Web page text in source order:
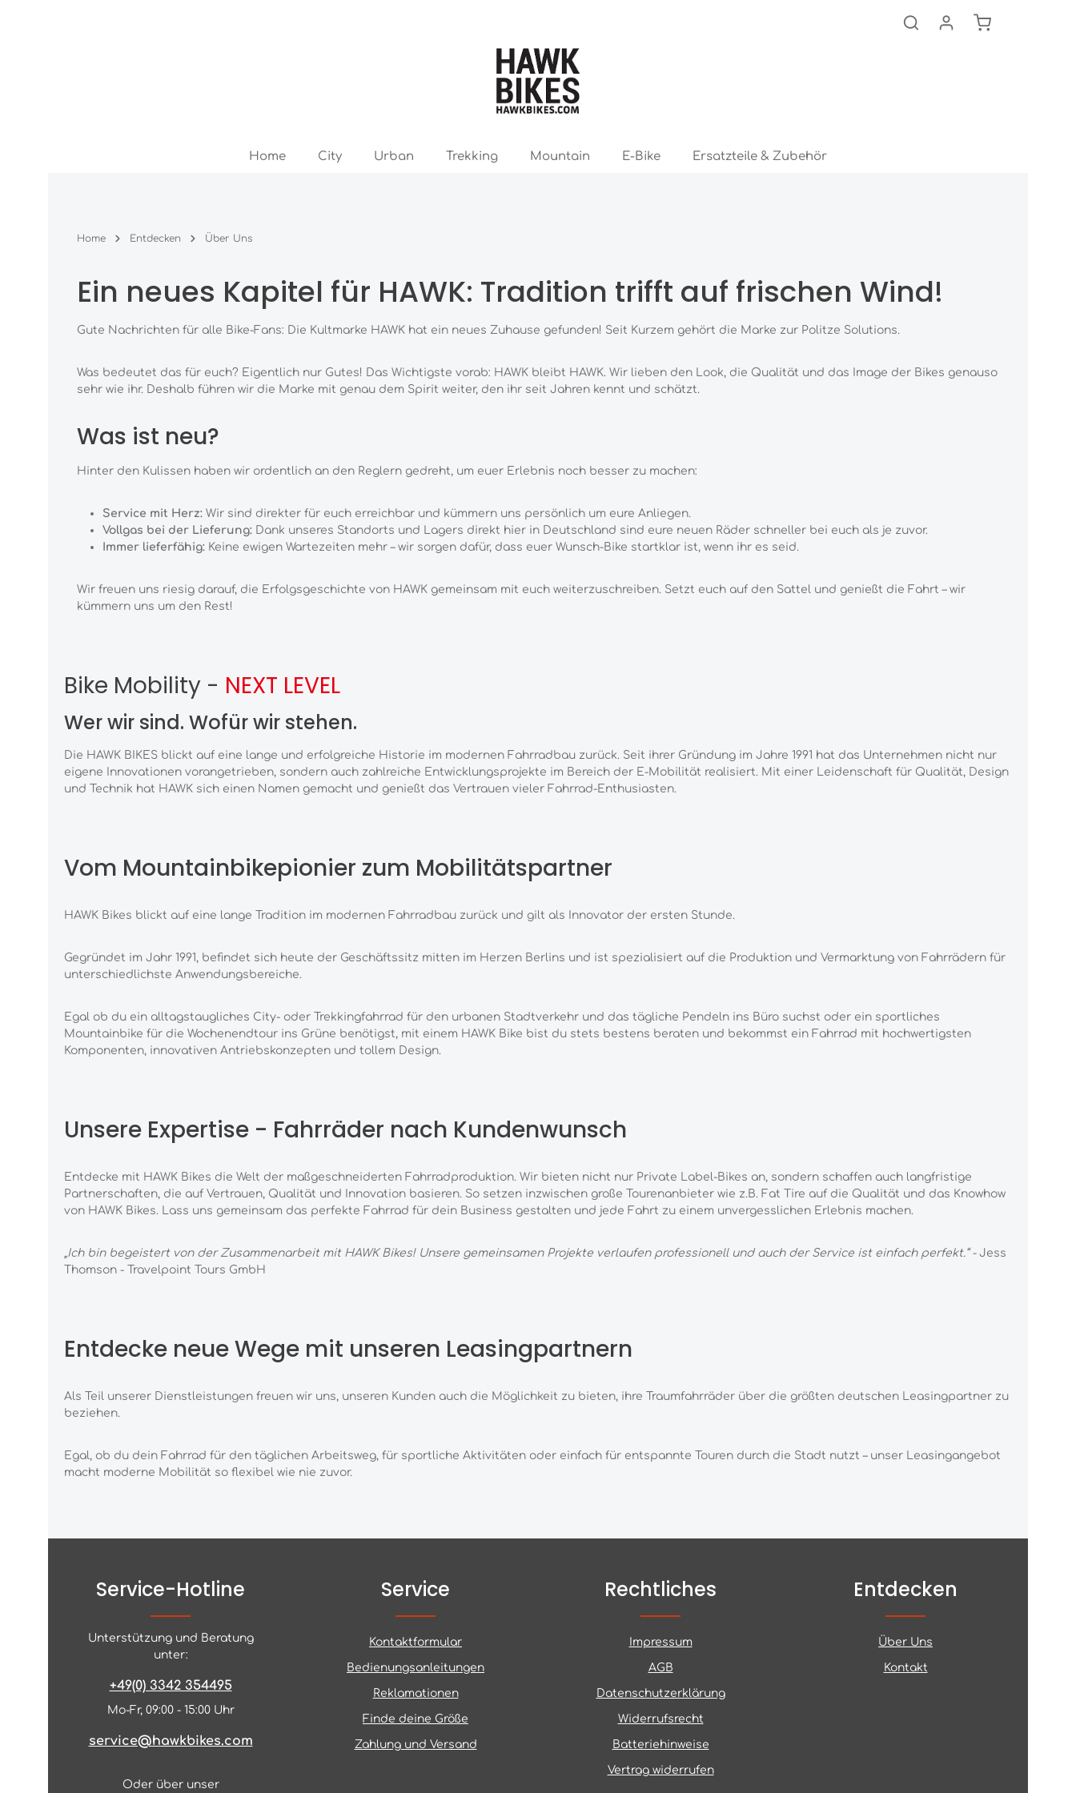
Warenkorb
Home City Urban Trekking Mountain E-Bike Ersatzteile & Zubehör
Home Entdecken Über Uns
Ein neues Kapitel für HAWK: Tradition trifft auf frischen Wind!
Gute Nachrichten für alle Bike-Fans: Die Kultmarke HAWK hat ein neues Zuhause gefunden! Seit Kurzem gehört die Marke zur Politze Solutions.
Was bedeutet das für euch? Eigentlich nur Gutes! Das Wichtigste vorab: HAWK bleibt HAWK. Wir lieben den Look, die Qualität und das Image der Bikes genauso
sehr wie ihr. Deshalb führen wir die Marke mit genau dem Spirit weiter, den ihr seit Jahren kennt und schätzt.
Was ist neu?
Hinter den Kulissen haben wir ordentlich an den Reglern gedreht, um euer Erlebnis noch besser zu machen:
Service mit Herz: Wir sind direkter für euch erreichbar und kümmern uns persönlich um eure Anliegen.
Vollgas bei der Lieferung: Dank unseres Standorts und Lagers direkt hier in Deutschland sind eure neuen Räder schneller bei euch als je zuvor.
Immer lieferfähig: Keine ewigen Wartezeiten mehr – wir sorgen dafür, dass euer Wunsch-Bike startklar ist, wenn ihr es seid.
Wir freuen uns riesig darauf, die Erfolgsgeschichte von HAWK gemeinsam mit euch weiterzuschreiben. Setzt euch auf den Sattel und genießt die Fahrt – wir
kümmern uns um den Rest!
Bike Mobility - NEXT LEVEL
Wer wir sind. Wofür wir stehen.
Die HAWK BIKES blickt auf eine lange und erfolgreiche Historie im modernen Fahrradbau zurück. Seit ihrer Gründung im Jahre 1991 hat das Unternehmen nicht nur
eigene Innovationen vorangetrieben, sondern auch zahlreiche Entwicklungsprojekte im Bereich der E-Mobilität realisiert. Mit einer Leidenschaft für Qualität, Design
und Technik hat HAWK sich einen Namen gemacht und genießt das Vertrauen vieler Fahrrad-Enthusiasten.
Vom Mountainbikepionier zum Mobilitätspartner
HAWK Bikes blickt auf eine lange Tradition im modernen Fahrradbau zurück und gilt als Innovator der ersten Stunde.
Gegründet im Jahr 1991, befindet sich heute der Geschäftssitz mitten im Herzen Berlins und ist spezialisiert auf die Produktion und Vermarktung von Fahrrädern für
unterschiedlichste Anwendungsbereiche.
Egal ob du ein alltagstaugliches City- oder Trekkingfahrrad für den urbanen Stadtverkehr und das tägliche Pendeln ins Büro suchst oder ein sportliches
Mountainbike für die Wochenendtour ins Grüne benötigst, mit einem HAWK Bike bist du stets bestens beraten und bekommst ein Fahrrad mit hochwertigsten
Komponenten, innovativen Antriebskonzepten und tollem Design.
Unsere Expertise - Fahrräder nach Kundenwunsch
Entdecke mit HAWK Bikes die Welt der maßgeschneiderten Fahrradproduktion. Wir bieten nicht nur Private Label-Bikes an, sondern schaffen auch langfristige
Partnerschaften, die auf Vertrauen, Qualität und
Innovation basieren. So setzen inzwischen große Tourenanbieter wie z.B. Fat Tire auf die Qualität und das Knowhow
von HAWK Bikes. Lass uns gemeinsam das perfekte Fahrrad für dein Business gestalten und jede Fahrt zu einem unvergesslichen Erlebnis machen.
„Ich bin begeistert von der Zusammenarbeit mit HAWK Bikes! Unsere gemeinsamen Projekte verlaufen professionell und auch der Service ist einfach perfekt.“ - Jess
Thomson - Travelpoint Tours GmbH
Entdecke neue Wege mit unseren Leasingpartnern
Als Teil unserer Dienstleistungen freuen wir uns, unseren Kunden auch die Möglichkeit zu bieten, ihre Traumfahrräder über die größten deutschen Leasingpartner zu
beziehen.
Egal, ob du dein Fahrrad für den täglichen Arbeitsweg, für sportliche Aktivitäten oder einfach für entspannte Touren durch die Stadt nutzt – unser Leasingangebot
macht moderne Mobilität so flexibel wie nie zuvor.
Service-Hotline
Unterstützung und Beratung
unter:
+49(0) 3342 354495
Mo-Fr, 09:00 - 15:00 Uhr
service@hawkbikes.com
Oder über unser
Service
Kontaktformular
Bedienungsanleitungen
Reklamationen
Finde deine Größe
Zahlung und Versand
Rechtliches
Impressum
AGB
Datenschutzerklärung
Widerrufsrecht
Batteriehinweise
Vertrag widerrufen
Entdecken
Über Uns
Kontakt